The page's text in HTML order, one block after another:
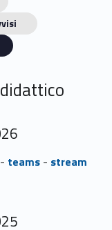
- teams- stream